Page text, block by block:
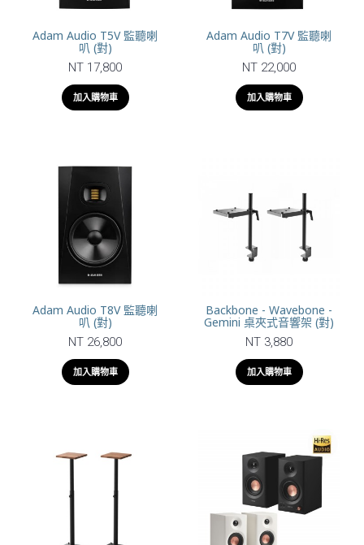
Adam Audio T5V 監聽喇
叭 (對)
NT 17,800
加入購物車
Adam Audio T7V 監聽喇
叭 (對)
NT 22,000
加入購物車
Adam Audio T8V 監聽喇
叭 (對)
NT 26,800
加入購物車
Backbone - Wavebone -
Gemini 桌夾式音響架 (對)
NT 3,880
加入購物車